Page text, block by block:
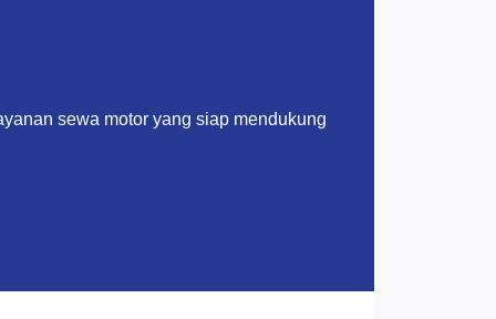
sewa motor yang siap mendukung